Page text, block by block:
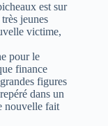
est sur
jeunes
victime,
pour le
finance
figures
dans un
nouvelle fait